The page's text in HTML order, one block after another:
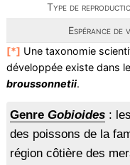
Type de
Espérance de
[*] Une taxonomie
développée existe dans
broussonnetii.
Genre Gobioides:
des poissons de la
région côtière des